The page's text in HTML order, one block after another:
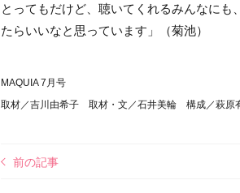
とってもだけど、聴いてくれるみんなに
たらいいなと思っています」（菊池）
MAQUIA 7月号
取材／吉川由希子 取材・文／石井美輪 構成／萩原
前の記事